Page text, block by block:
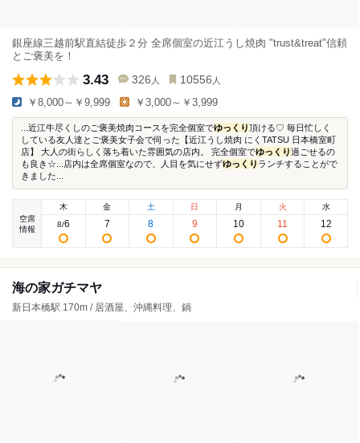
銀座線三越前駅直結徒歩２分 全席個室の近江うし焼肉 "trust&treat"信頼
とご褒美を！
3.43 326 人 10556 人
￥8,000～￥9,999 ￥3,000～￥3,999
...近江牛尽くしのご褒美焼肉コースを完全個室でゆっくり頂ける♡ 毎日忙しく
している友人達とご褒美女子会で伺った【近江うし焼肉 にくTATSU 日本橋室町
店】 大人の街らしく落ち着いた雰囲気の店内。 完全個室でゆっくり過ごせるの
も良き☆...店内は全席個室なので、人目を気にせずゆっくり ランチすることがで
きました...
空席
情報
木
8/6
金
7
土
8
日
9
月
10
火
11
水
12
海の家ガチマヤ
新日本橋駅 170m / 居酒屋、沖縄料理、鍋